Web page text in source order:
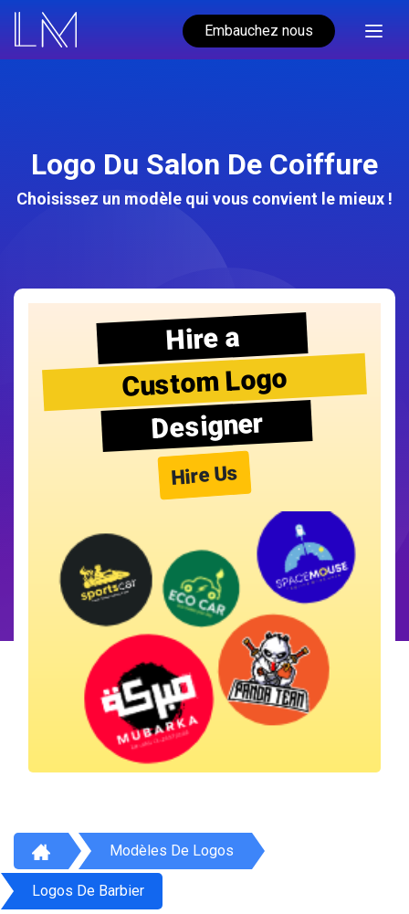
Embauchez nous
Logo Du Salon De Coiffure
Choisissez un modèle qui vous convient le mieux !
Hire a
Custom Logo
Designer
Hire Us
Modèles De Logos
Logos De Barbier